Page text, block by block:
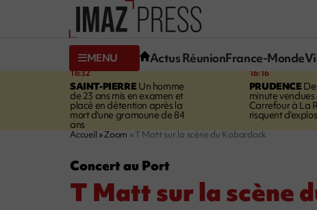
MENU Actus RéunionFrance-Monde
16:32
SAINT-PIERREUn homme
de 23 ans mis en examen et
placé en détention après la
mort d'une gramoune de 84
ans
16:16
PRUDENCE
minute vendues
Carrefour à La
risquent
Accueil Zoom T Matt sur la scène du Kabardock
Concert au Port
T Matt sur la scène